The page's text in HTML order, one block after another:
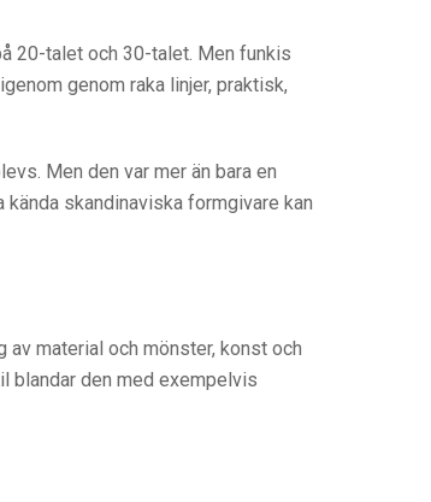
20-talet och 30-talet. Men funkis
genom raka linjer, praktisk,
Men den var mer än bara en
skandinaviska formgivare kan
av material och mönster, konst och
blandar den med exempelvis